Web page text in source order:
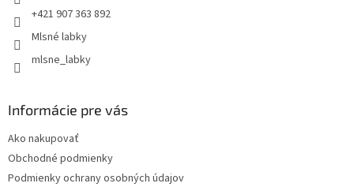
+421 907 363 892
Mlsné labky
mlsne_labky
Informácie pre vás
Ako nakupovať
Obchodné podmienky
Podmienky ochrany osobných údajov